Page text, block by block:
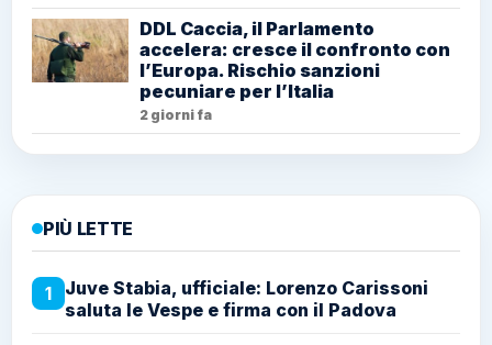
DDL Caccia, il Parlamento
accelera: cresce il confronto con
l’Europa. Rischio sanzioni
pecuniare per l’Italia
2 giorni fa
PIÙ LETTE
1
Juve Stabia, ufficiale: Lorenzo Carissoni
saluta le Vespe e firma con il Padova